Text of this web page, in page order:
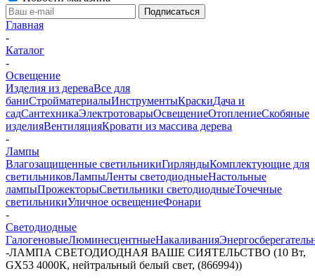
Главная
-
Каталог
-
Освещение
Изделия из дереваВсе для
баниСтройматериалыИнструментыКраскиДача и
садСантехникаЭлектротоварыОсвещениеОтоплениеСкобяные
изделияВентиляцияКровати из массива дерева
-
Лампы
Влагозащищенные светильникиГирляндыКомплектующие для
светильниковЛампыЛенты светодиодныеНастольные
лампыПрожекторыСветильники светодиодныеТочечные
светильникиУличное освещениеФонари
-
Светодиодные
ГалогеновыеЛюминесцентныеНакаливания
-ЛАМПА СВЕТОДИОДНАЯ ВАШЕ СИЯТЕЛЬСТВО (10 Вт,
GX53 4000К, нейтральный белый свет, (866994))